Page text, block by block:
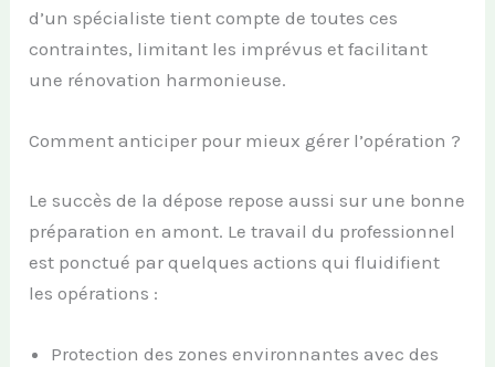
d’un spécialiste tient compte de toutes ces
contraintes, limitant les imprévus et facilitant
une rénovation harmonieuse.
Comment anticiper pour mieux gérer l’opération ?
Le succès de la dépose repose aussi sur une bonne
préparation en amont. Le travail du professionnel
est ponctué par quelques actions qui fluidifient
les opérations :
Protection des zones environnantes avec des